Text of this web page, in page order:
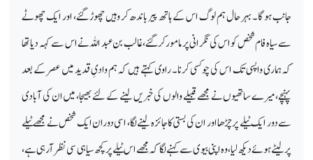
جانب ہوگا۔ بہر حال ہم لوگ اس کے ہاتھ پیر باندھ کر وہیں چھوڑ گئے، اور ایک چھوٹے
سے سیاہ فام شخص کو اس کی نگرانی پر مامور کرگئے، غالب بن عبد اللہ نے اس سے کہہ دیا تھا
کہ ہماری واپسی تک اس کی چوکسی کرنا۔ راوی کہتے ہیں کہ ہم وادیِ قدید میں عصر کے بعد
پہنچے، میرے ساتھیوں نے مجھے قبیلے والوں کی خبریں لینے کے لئے بھیجا، میں ان کی آبادی
سے دور ایک ٹیلے پر چڑھا اور ان کی بستی کا جائزہ لینے لگا، اسی دوران ایک شخص نے مجھے ٹیلے
پر لیٹے ہوئے دیکھ لیا، وہ اپنی بیوی سے کہنے لگا کہ مجھے اس ٹیلے پر کچھ سیاہی سی نظر آرہی ہے،